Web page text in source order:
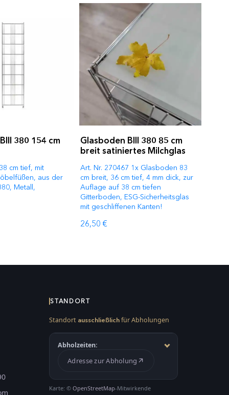
380 154 cm
cm tief, mit
aus der
Metall,
Glasboden BIII 380 85 cm
breit satiniertes Milchglas
Art. Nr. 270467 1x Glasboden 83
cm breit, 36 cm tief, 4 mm dick, zur
Auflage auf 38 cm tiefen
Gitterboden, ESG-Sicherheitsglas
mit geschliffenen Kanten!
26,50 €
STANDORT
Standort ausschließlich für Abholungen
Abholzeiten:
Adresse zur Abholung
Karte: ©OpenStreetMap-Mitwirkende